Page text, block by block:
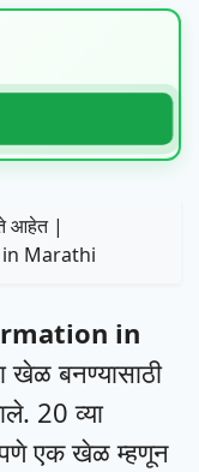
आहेत |
Marathi
in
बनण्यासाठी
20 व्या
एक खेळ म्हणून